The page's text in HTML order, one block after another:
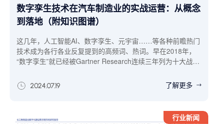
数字孪生技术在汽车制造业的实战运营：从概念
到落地（附知识图谱）
这几年，人工智能AI、数字孪生、元宇宙……等各种前瞻热门
技术成为各行各业反复提到的高频词、热词。早在2018年，
“数字孪生”就已经被Gartner Research连续三年列为十大战略
与创造价值的重要驱动力。今天就和大家来聊聊数字孪生技
术，尤其在汽车制造领域可发挥的作用和实用价值，并挖掘当
2024.07.19 了解更多
行业新闻